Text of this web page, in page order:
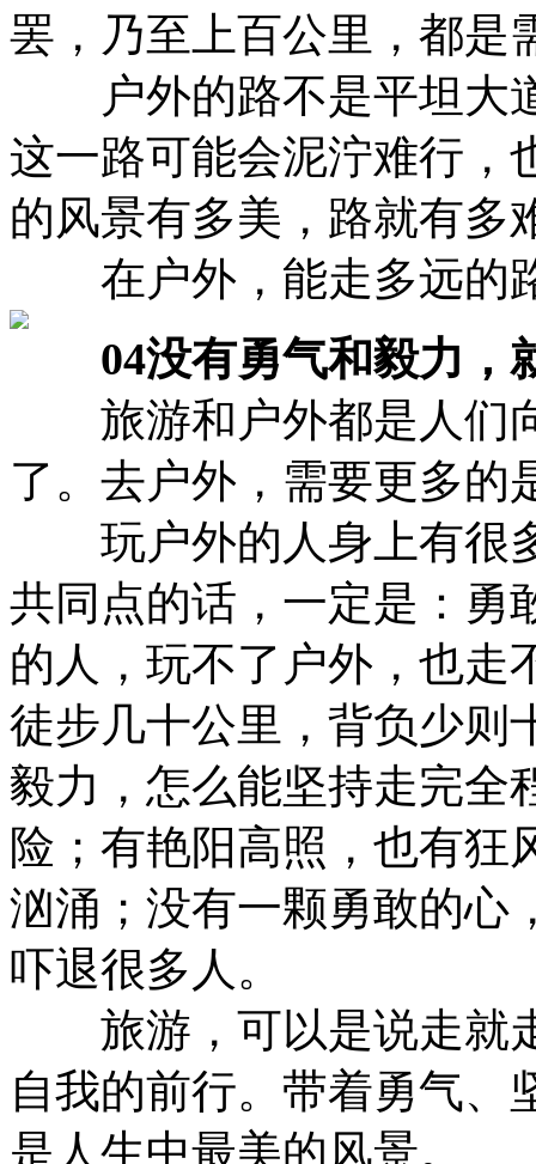
罢，乃至上百公里，都是
户外的路不是平坦大
这一路可能会泥泞难行，
的风景有多美，路就有多
在户外，能走多远的
04没有勇气和毅力，
旅游和户外都是人们
了。去户外，需要更多的
玩户外的人身上有很
共同点的话，一定是：勇
的人，玩不了户外，也走
徒步几十公里，背负少则
毅力，怎么能坚持走完全
险；有艳阳高照，也有狂
汹涌；没有一颗勇敢的心
吓退很多人。
旅游，可以是说走就
自我的前行。带着勇气、
是人生中最美的风景。